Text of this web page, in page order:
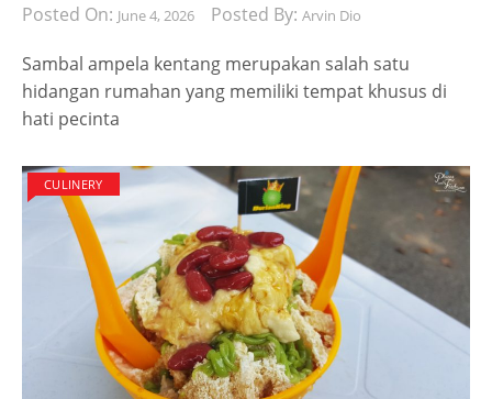
Posted On: June 4, 2026 Posted By: Arvin Dio
Sambal ampela kentang merupakan salah satu
hidangan rumahan yang memiliki tempat khusus di
hati pecinta
CULINERY